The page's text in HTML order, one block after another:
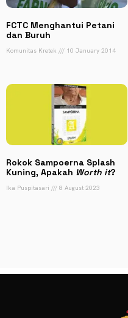
FCTC Menghantui Petani
dan Buruh
Komunitas Kretek 10 January 2014
Rokok Sampoerna Splash
Kuning, Apakah Worth it?
Ika Puspitasari 8 August 2023